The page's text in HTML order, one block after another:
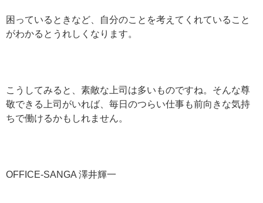
困っているときなど、自分のことを考えてくれていること
がわかるとうれしくなります。
こうしてみると、素敵な上司は多いものですね。そんな尊
敬できる上司がいれば、毎日のつらい仕事も前向きな気持
ちで働けるかもしれません。
OFFICE-SANGA 澤井輝一